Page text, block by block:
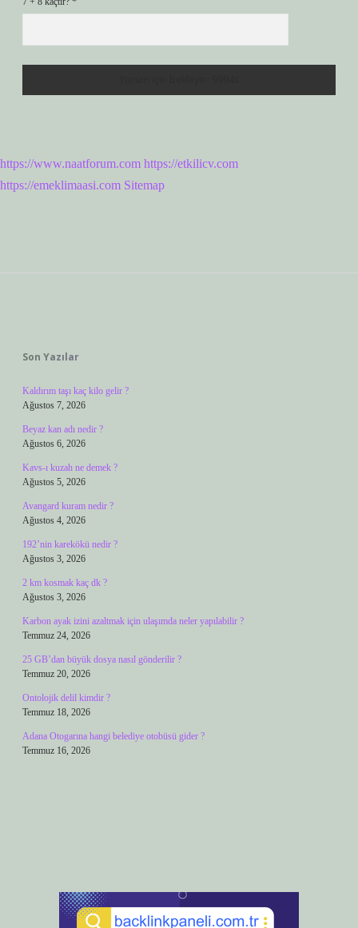
https://www.naatforum.com https://etkilicv.com
https://emeklimaasi.com Sitemap
Son Yazılar
Kaldırım taşı kaç kilo gelir ?
Ağustos 7, 2026
Beyaz kan adı nedir ?
Ağustos 6, 2026
Kavs-ı kuzah ne demek ?
Ağustos 5, 2026
Avangard kuram nedir ?
Ağustos 4, 2026
192’nin karekökü nedir ?
Ağustos 3, 2026
2 km kosmak kaç dk ?
Ağustos 3, 2026
Karbon ayak izini azaltmak için ulaşımda neler yapılabilir ?
Temmuz 24, 2026
25 GB’dan büyük dosya nasıl gönderilir ?
Temmuz 20, 2026
Ontolojik delil kimdir ?
Temmuz 18, 2026
Adana Otogarına hangi belediye otobüsü gider ?
Temmuz 16, 2026